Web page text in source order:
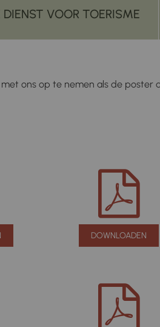
DIENST VOOR TOERISME
ons op te nemen als de poster
DOWNLOADEN